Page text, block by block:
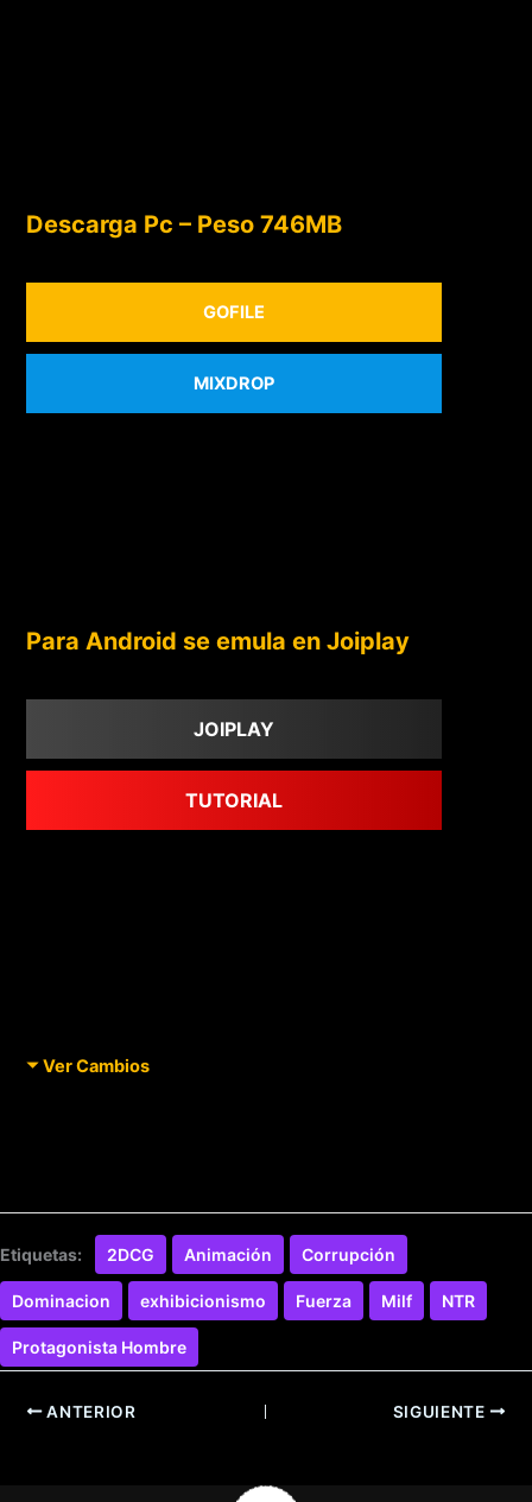
Descarga Pc – Peso 746MB
GOFILE
MIXDROP
Para Android se emula en Joiplay
JOIPLAY
TUTORIAL
Ver Cambios
Etiquetas: 2DCG Animación Corrupción
Dominacion exhibicionismo Fuerza Milf NTR
Protagonista Hombre
ANTERIOR SIGUIENTE